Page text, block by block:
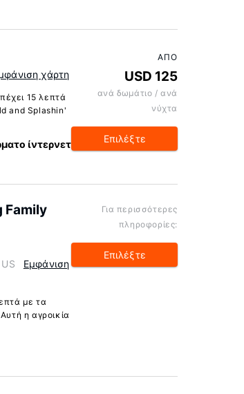
χάρτη
15 λεπτά
and Splashin'
ίντερνετ
ΑΠΌ
USD 125
ανά δωμάτιο / ανά
νύχτα
Επιλέξτε
Family
Εμφάνιση
με τα
η αγροικία
Για περισσότερες
πληροφορίες:
Επιλέξτε